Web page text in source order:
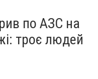
по АЗС на
троє людей